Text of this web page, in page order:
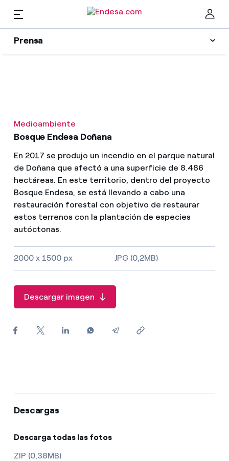
Prensa
Prensa
Encuentra la tarifa que más te conviene
Compara nuestras tarifas de empresa y ahorra
Por cada kWh que ahorres, te descontamos otro
¿Cómo cambiar el titular del contrato?
¿Has recibido una oferta para cambiar de
compañía?
Colecciones
Contactos prensa
La cara e
Medioambiente
Bosque Endesa Doñana
En 2017 se produjo un incendio en el parque natural
de Doñana que afectó a una superficie de 8.486
hectáreas. En este territorio, dentro del proyecto
Bosque Endesa, se está llevando a cabo una
restauración forestal con objetivo de restaurar
estos terrenos con la plantación de especies
autóctonas.
2000 x 1500 px JPG (0,2MB)
Descargar imagen
Descargas
Descarga todas las fotos
ZIP (0,38MB)